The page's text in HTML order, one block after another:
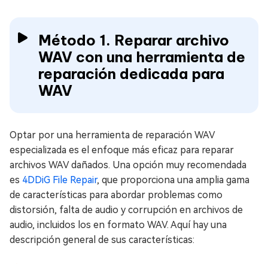
Método 1. Reparar archivo
WAV con una herramienta de
reparación dedicada para
WAV
Optar por una herramienta de reparación WAV
especializada es el enfoque más eficaz para reparar
archivos WAV dañados. Una opción muy recomendada
es 4DDiG File Repair, que proporciona una amplia gama
de características para abordar problemas como
distorsión, falta de audio y corrupción en archivos de
audio, incluidos los en formato WAV. Aquí hay una
descripción general de sus características: